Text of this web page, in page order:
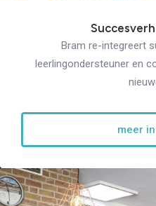
Bram re-integreert
leerlingondersteuner en
meer